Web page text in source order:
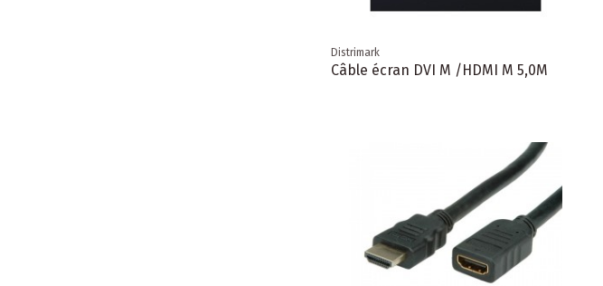
Distrimark
Câble écran DVI M /HDMI M 5,0M